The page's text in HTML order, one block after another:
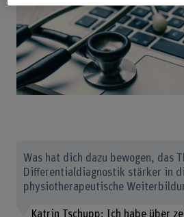
Was hat dich dazu bewogen, das
Differentialdiagnostik stärker in
physiotherapeutische
Katrin Tschupp: Ich habe über